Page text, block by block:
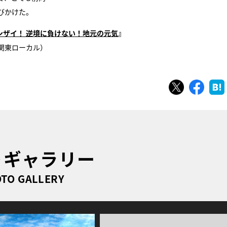
けた。
イ！ 逆境に負けない！地元の元気』
ローカル）
ツイートシェ
ャラリー
GALLERY